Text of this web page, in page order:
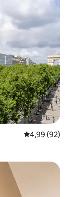
Priemerné
4,99 (92)